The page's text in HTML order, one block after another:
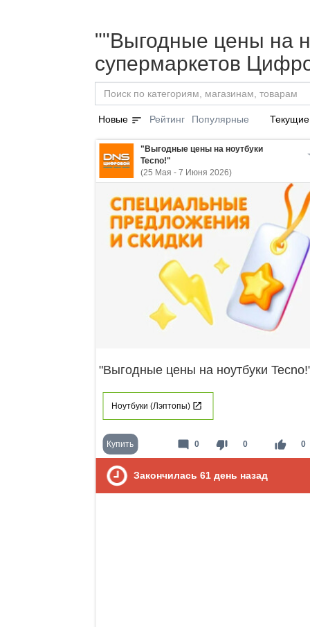
""Выгодные цены на
супермаркетов
Новые sort Рейтинг Популярные Текущие
"Выгодные цены на ноутбуки
Tecno!"
(25 Мая - 7 Июня 2026)
"Выгодные цены на ноутбуки
Ноутбуки (Лэптопы)
Купить thumb_down 0 thumb_up 0
mode_comment 0
Закончилась 61 день назад